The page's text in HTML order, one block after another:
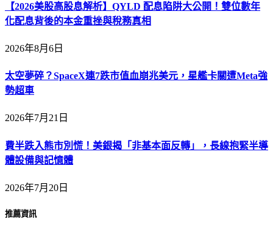
【2026美股高股息解析】QYLD 配息陷阱大公開！雙位數年
化配息背後的本金重挫與稅務真相
2026年8月6日
太空夢碎？SpaceX連7跌市值血崩兆美元，星艦卡關遭Meta強
勢超車
2026年7月21日
費半跌入熊市別慌！美銀揭「非基本面反轉」，長線抱緊半導
體設備與記憶體
2026年7月20日
推薦資訊